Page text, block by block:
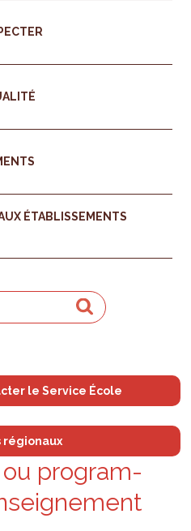
ÉTABLISSEMENTS
le Service École
régionaux
ou pro­gram­